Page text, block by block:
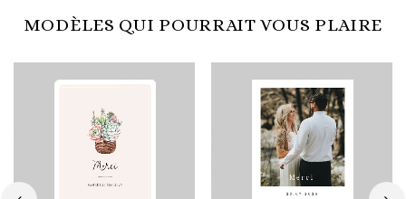
MODÈLES QUI POURRAIT VOUS PLAIRE